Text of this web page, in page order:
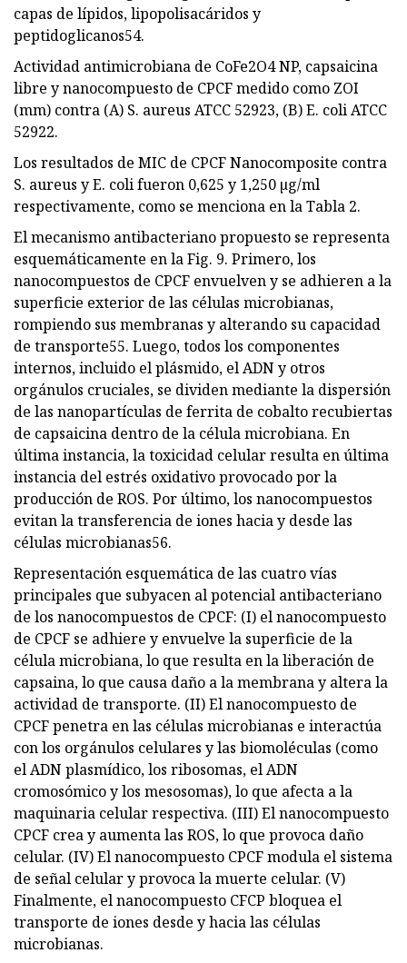
capas de lípidos, lipopolisacáridos y
peptidoglicanos54.
Actividad antimicrobiana de CoFe2O4 NP, capsaicina
libre y nanocompuesto de CPCF medido como ZOI
(mm) contra (A) S. aureus ATCC 52923, (B) E. coli ATCC
52922.
Los resultados de MIC de CPCF Nanocomposite contra
S. aureus y E. coli fueron 0,625 y 1,250 µg/ml
respectivamente, como se menciona en la Tabla 2.
El mecanismo antibacteriano propuesto se representa
esquemáticamente en la Fig. 9. Primero, los
nanocompuestos de CPCF envuelven y se adhieren a la
superficie exterior de las células microbianas,
rompiendo sus membranas y alterando su capacidad
de transporte55. Luego, todos los componentes
internos, incluido el plásmido, el ADN y otros
orgánulos cruciales, se dividen mediante la dispersión
de las nanopartículas de ferrita de cobalto recubiertas
de capsaicina dentro de la célula microbiana. En
última instancia, la toxicidad celular resulta en última
instancia del estrés oxidativo provocado por la
producción de ROS. Por último, los nanocompuestos
evitan la transferencia de iones hacia y desde las
células microbianas56.
Representación esquemática de las cuatro vías
principales que subyacen al potencial antibacteriano
de los nanocompuestos de CPCF: (I) el nanocompuesto
de CPCF se adhiere y envuelve la superficie de la
célula microbiana, lo que resulta en la liberación de
capsaina, lo que causa daño a la membrana y altera la
actividad de transporte. (II) El nanocompuesto de
CPCF penetra en las células microbianas e interactúa
con los orgánulos celulares y las biomoléculas (como
el ADN plasmídico, los ribosomas, el ADN
cromosómico y los mesosomas), lo que afecta a la
maquinaria celular respectiva. (III) El nanocompuesto
CPCF crea y aumenta las ROS, lo que provoca daño
celular. (IV) El nanocompuesto CPCF modula el sistema
de señal celular y provoca la muerte celular. (V)
Finalmente, el nanocompuesto CFCP bloquea el
transporte de iones desde y hacia las células
microbianas.